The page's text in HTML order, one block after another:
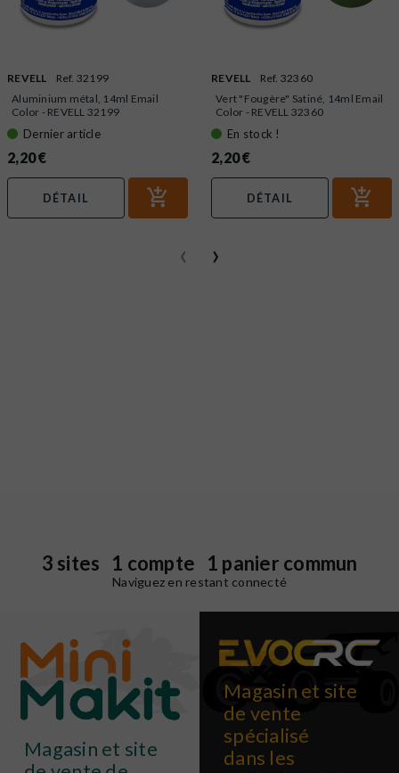
REVELL
Ref. 32199
Aluminium métal, 14ml Email
Color - REVELL 32199
Dernier article
2,20 €
DÉTAIL
REVELL
Ref. 32360
Vert "Fougère" Satiné, 14ml Email
Color - REVELL 32360
En stock !
2,20 €
DÉTAIL
‹ ›
3 sites 1 compte 1 panier commun
Naviguez en restant connecté
Magasin et site
Magasin et site
de vente
spécialisé
dans les